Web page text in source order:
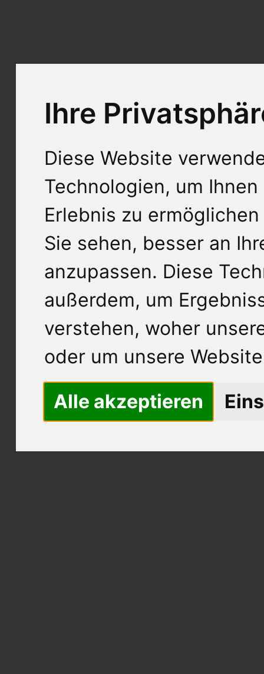
Ihre
Diese Website
Technologien, um
Erlebnis zu
Sie sehen, besser an
anzupassen. Diese
außerdem, um
verstehen, woher
oder um unsere
Alle akzeptieren